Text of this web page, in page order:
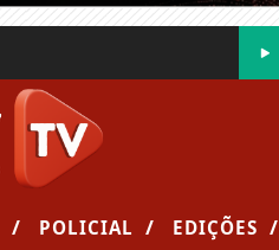
/ POLICIAL / EDIÇÕES /